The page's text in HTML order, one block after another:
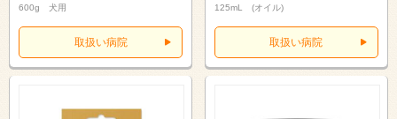
600g 犬用
取扱い病院
125mL (オイル)
取扱い病院